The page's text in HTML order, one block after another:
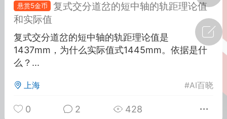
事想用上客户端...
#智狐AI工作台
32
聚合API
26 00:53
公开内容
悬赏5金币
复式交分道岔的短中轴的轨距理论值
和实际值
复式交分道岔的短中轴的轨距理论值是
1437mm，为什么实际值式1445mm。依据是什
么？...
上海 #AI百晓
0 2 428